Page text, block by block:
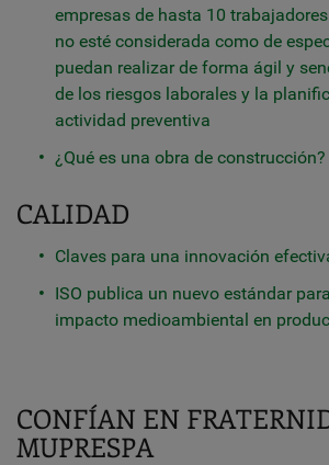
empresas de hasta 10
no esté considerada como de
puedan realizar de forma ágil y
de los riesgos laborales y la
actividad preventiva
¿Qué es una obra de construcción?
CALIDAD
Claves para una innovación
ISO publica un nuevo estándar
impacto medioambiental en
CONFÍAN EN
MUPRESPA